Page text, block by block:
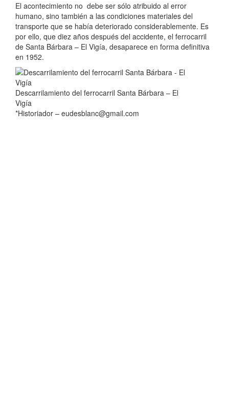
El acontecimiento no debe ser sólo atribuido al error
humano, sino también a las condiciones materiales del
transporte que se había deteriorado considerablemente. Es
por ello, que diez años después del accidente, el ferrocarril
de Santa Bárbara – El Vigía, desaparece en forma definitiva
en 1952.
Descarrilamiento del ferrocarril Santa Bárbara – El
Vigía
*Historiador – eudesblanc@gmail.com